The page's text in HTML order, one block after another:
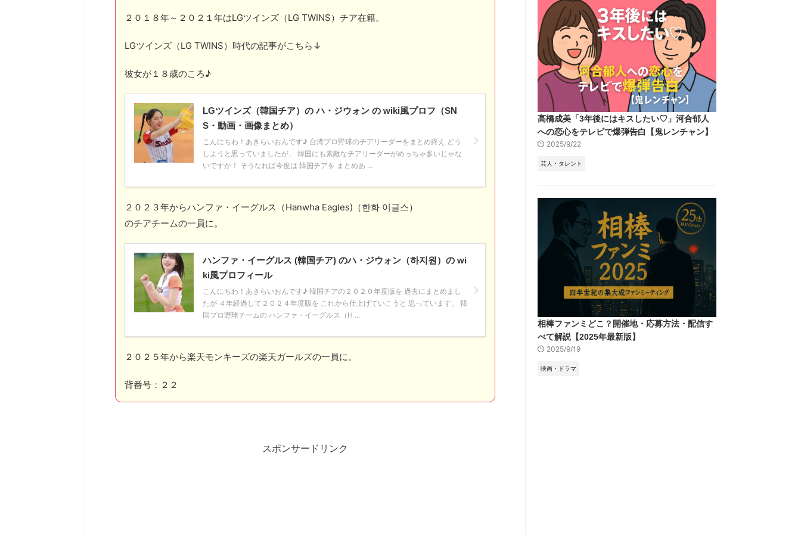
２０１８年～２０２１年はLGツインズ（LG TWINS）チア在籍。
LGツインズ（LG TWINS）時代の記事がこちら↓
彼女が１８歳のころ♪
LGツインズ（韓国チア）の ハ・ジウォン の wiki風プロフ（SN
S・動画・画像まとめ）
こんにちわ！あきらいおんです♪ 台湾プロ野球のチアリーダーをまとめ終え どう
しようと思っていましたが、 韓国にも素敵なチアリーダーがめっちゃ多いじゃな
いですか！ そうなれば今度は 韓国チアを まとめあ ...
２０２３年からハンファ・イーグルス（Hanwha Eagles)（한화 이글스）
のチアチームの一員に。
ハンファ・イーグルス (韓国チア) のハ・ジウォン（하지원）の wi
ki風プロフィール
こんにちわ！あきらいおんです♪ 韓国チアの２０２０年度版を 過去にまとめまし
たが ４年経過して２０２４年度版を これから仕上げていこうと 思っています。 韓
国プロ野球チームの ハンファ・イーグルス（H ...
２０２５年から楽天モンキーズの楽天ガールズの一員に。
背番号：２２
スポンサードリンク
高橋成美「3年後にはキスしたい♡」河合郁人
への恋心をテレビで爆弾告白【鬼レンチャン】
2025/9/22
芸人・タレント
相棒ファンミどこ？開催地・応募方法・配信す
べて解説【2025年最新版】
2025/9/19
映画・ドラマ